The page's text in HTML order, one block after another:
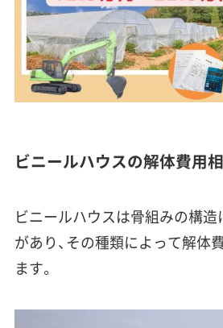
ビニールハウスの解体費用
ビニールハウスは骨組みの構
があり、その種類によって解体
ます。